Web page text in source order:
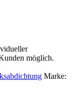
möglich.
Marke: